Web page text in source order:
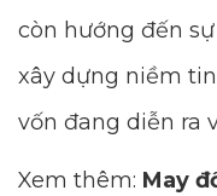
còn hướng đến
xây dựng niềm
vốn đang diễn ra
Xem thêm: May